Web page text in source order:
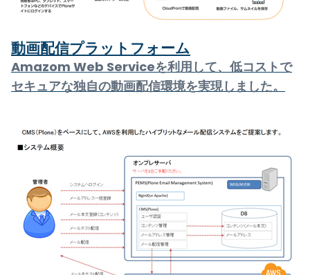
動画配信プラットフォーム
Amazom Web Serviceを利用して、低コストで
セキュアな独自の動画配信環境を実現しました。